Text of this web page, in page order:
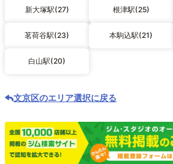
新大塚駅(27) 根津駅(25)
茗荷谷駅(23) 本駒込駅(21)
白山駅(20)
文京区のエリア選択に戻る